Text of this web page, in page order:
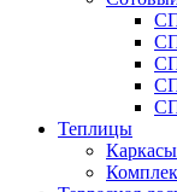
Теплицы